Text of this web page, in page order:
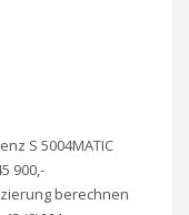
S 5004MATIC
900,-
berechnen